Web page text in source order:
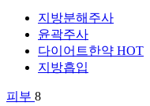
지방분해주사
윤곽주사
다이어트한약 HOT
지방흡입
피부 8